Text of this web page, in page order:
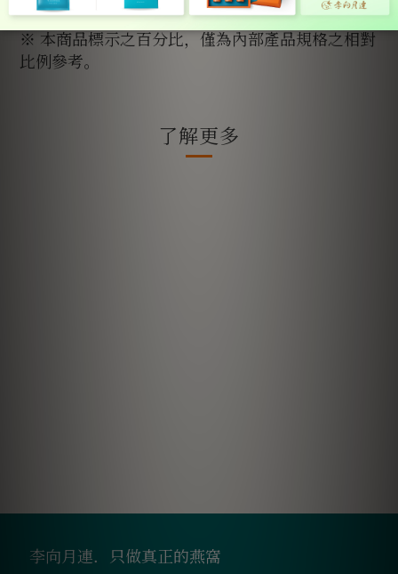
※ 本商品標示之百分比，僅為內部產品規格之相對
比例參考。
了解更多
李向月連．只做真正的燕窩